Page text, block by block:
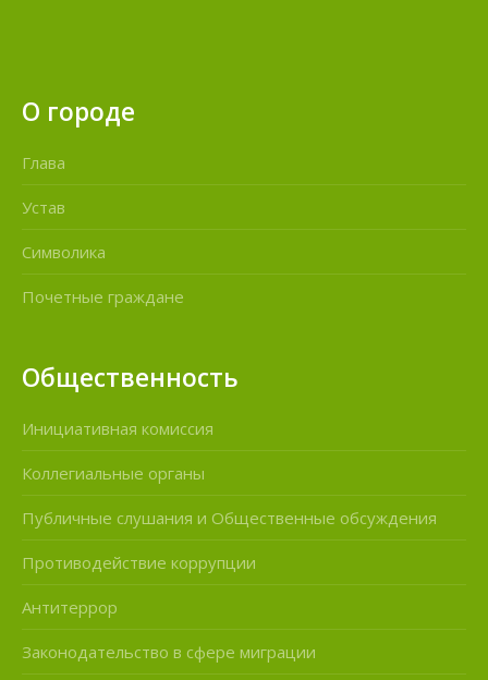
О городе
Глава
Устав
Символика
Почетные граждане
Общественность
Инициативная комиссия
Коллегиальные органы
Публичные слушания и Общественные обсуждения
Противодействие коррупции
Антитеррор
Законодательство в сфере миграции